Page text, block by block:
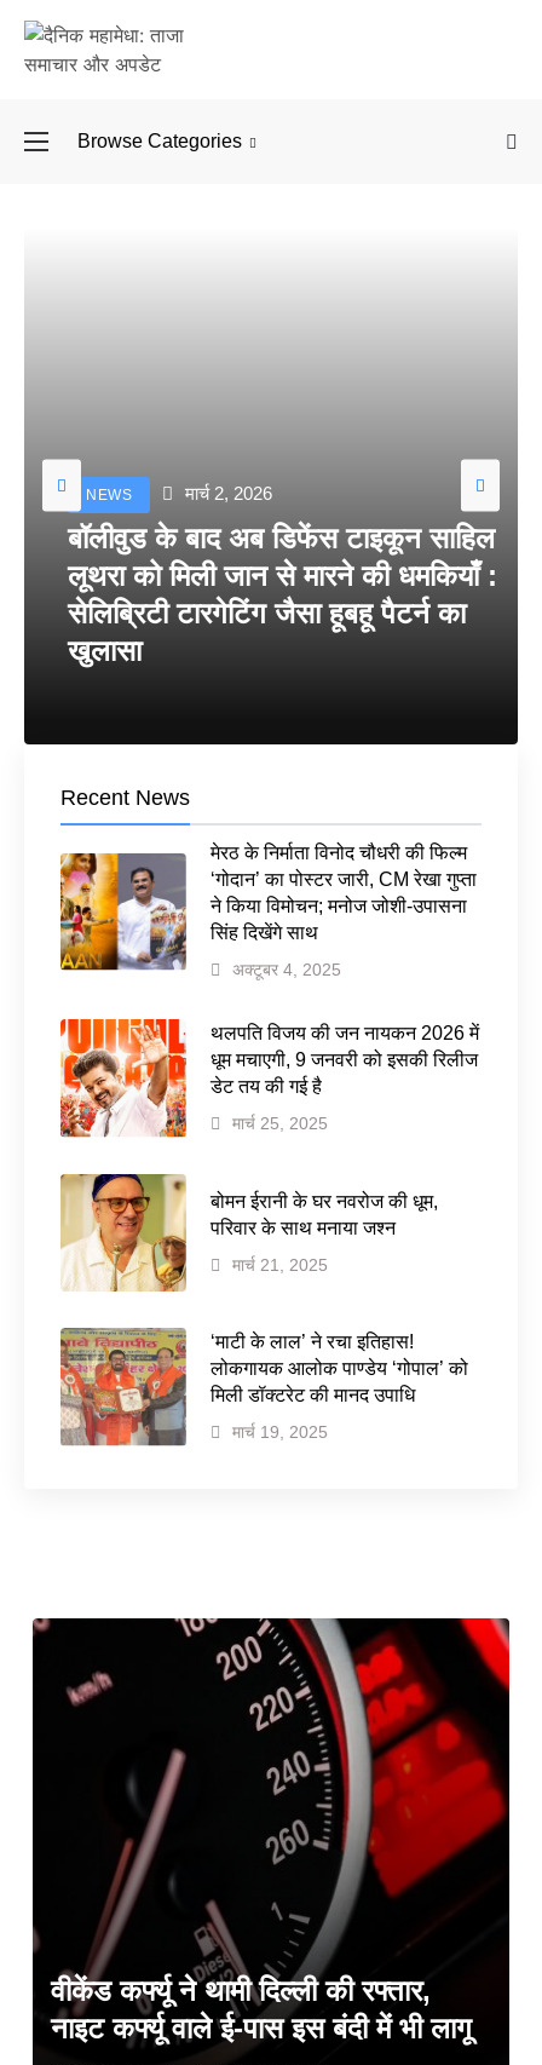
Browse Categories
NEWS मार्च 2, 2026
बॉलीवुड के बाद अब डिफेंस टाइकून साहिल
लूथरा को मिली जान से मारने की धमकियाँ :
सेलिब्रिटी टारगेटिंग जैसा हूबहू पैटर्न का
खुलासा
Recent News
मेरठ के निर्माता विनोद चौधरी की फिल्म
‘गोदान’ का पोस्टर जारी, CM रेखा गुप्ता
ने किया विमोचन; मनोज जोशी-उपासना
सिंह दिखेंगे साथ
अक्टूबर 4, 2025
थलपति विजय की जन नायकन 2026 में
धूम मचाएगी, 9 जनवरी को इसकी रिलीज
डेट तय की गई है
मार्च 25, 2025
बोमन ईरानी के घर नवरोज की धूम,
परिवार के साथ मनाया जश्न
मार्च 21, 2025
‘माटी के लाल’ ने रचा इतिहास!
लोकगायक आलोक पाण्डेय ‘गोपाल’ को
मिली डॉक्टरेट की मानद उपाधि
मार्च 19, 2025
वीकेंड कर्फ्यू ने थामी दिल्ली की रफ्तार,
नाइट कर्फ्यू वाले ई-पास इस बंदी में भी लागू